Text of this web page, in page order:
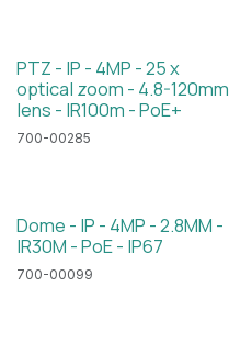
PTZ - IP - 4MP - 25 x
optical zoom - 4.8-120mm
lens - IR100m - PoE+
700-00285
Dome - IP - 4MP - 2.8MM -
IR30M - PoE - IP67
700-00099